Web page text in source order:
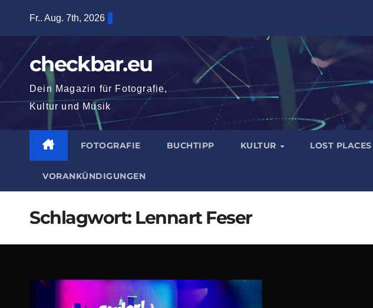
springen
Fr.. Aug. 7th, 2026
checkbar.eu
Dein Magazin für Fotografie,
Kultur und Musik
FOTOGRAFIE BUCHTIPP KULTUR LOST PLACES
VORANKÜNDIGUNGEN
Schlagwort: Lennart Feser